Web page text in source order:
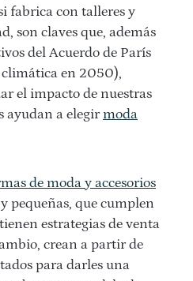
fabrica con talleres y
son claves que, además
del Acuerdo de París
en 2050),
el impacto de nuestras
ayudan a elegir moda
de moda y accesorios
pequeñas, que cumplen
estrategias de venta
crean a partir de
para darles una